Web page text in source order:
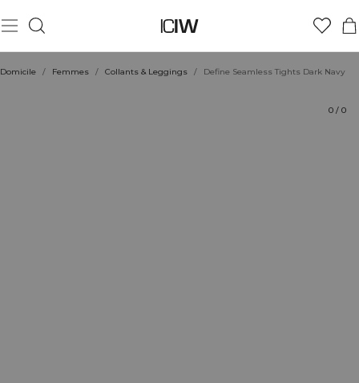
Domicile / Femmes / Collants & Leggings / Define Seamless Tights Dark Navy
0 / 0